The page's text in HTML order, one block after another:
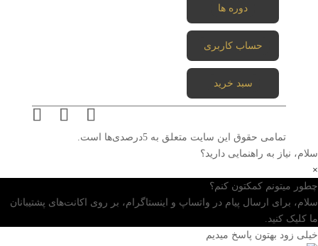
دوره ها
حساب کاربری
سبد خرید
تمامی حقوق این سایت متعلق به 5درصدی‌ها است.
سلام، نیاز به راهنمایی دارید؟
×
چطور میتونم کمکتون کنم؟
سلام، برای ارسال پیام در واتساپ و اینستاگرام، بر روی اکانت‌های پشتیبانان
ما کلیک کنید.
خیلی زود بهتون پاسخ میدیم